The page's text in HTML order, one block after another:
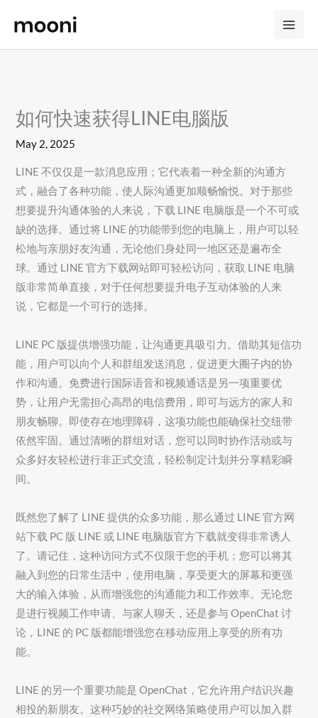
content
如何快速获得LINE电腦版
May 2, 2025
LINE 不仅仅是一款消息应用；它代表着一种全新的沟通方
式，融合了各种功能，使人际沟通更加顺畅愉悦。对于那些
想要提升沟通体验的人来说，下载 LINE 电脑版是一个不可或
缺的选择。通过将 LINE 的功能带到您的电脑上，用户可以轻
松地与亲朋好友沟通，无论他们身处同一地区还是遍布全
球。通过 LINE 官方下载网站即可轻松访问，获取 LINE 电脑
版非常简单直接，对于任何想要提升电子互动体验的人来
说，它都是一个可行的选择。
LINE PC 版提供增强功能，让沟通更具吸引力。借助其短信功
能，用户可以向个人和群组发送消息，促进更大圈子内的协
作和沟通。免费进行国际语音和视频通话是另一项重要优
势，让用户无需担心高昂的电信费用，即可与远方的家人和
朋友畅聊。即使存在地理障碍，这项功能也能确保社交纽带
依然牢固。通过清晰的群组对话，您可以同时协作活动或与
众多好友轻松进行非正式交流，轻松制定计划并分享精彩瞬
间。
既然您了解了 LINE 提供的众多功能，那么通过 LINE 官方网
站下载 PC 版 LINE 或 LINE 电脑版官方下载就变得非常诱人
了。请记住，这种访问方式不仅限于您的手机；您可以将其
融入到您的日常生活中，使用电脑，享受更大的屏幕和更强
大的输入体验，从而增强您的沟通能力和工作效率。无论您
是进行视频工作申请、与家人聊天，还是参与 OpenChat 讨
论，LINE 的 PC 版都能增强您在移动应用上享受的所有功
能。
LINE 的另一个重要功能是 OpenChat，它允许用户结识兴趣
相投的新朋友。这种巧妙的社交网络策略使用户可以加入群